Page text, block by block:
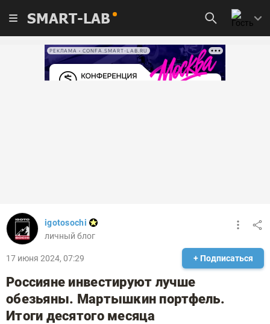
SMART-LAB
РЕКЛАМА • CONFA.SMART-LAB.RU
igotosochi
личный блог
17 июня 2024, 07:29 + Подписаться
Россияне инвестируют лучше
обезьяны. Мартышкин портфель.
Итоги десятого месяца